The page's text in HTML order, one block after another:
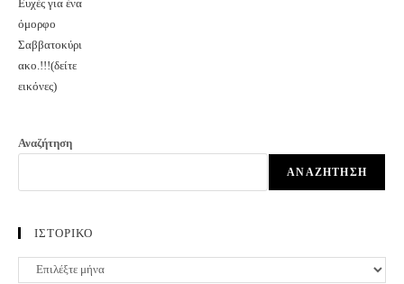
Αναζήτηση
ΑΝΑΖΉΤΗΣΗ
ΙΣΤΟΡΙΚΟ
ΙΣΤΟΡΙΚΟ